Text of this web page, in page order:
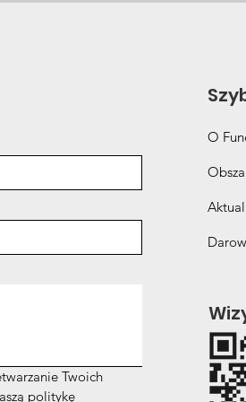
Twoich
politykę
O